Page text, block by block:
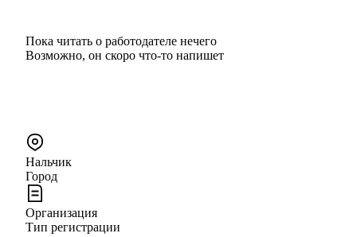
Пока читать о работодателе нечего
Возможно, он скоро что‑то напишет
Нальчик
Город
Организация
Тип регистрации